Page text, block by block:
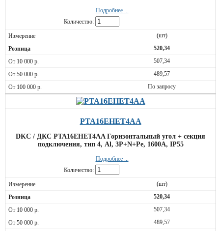
Подробнее ...
Количество:
(шт)
520,34
507,34
489,57
По запросу
PTA16EHET4AA
DKC / ДКС PTA16EHET4AA Горизонтальный угол + секция
подключения, тип 4, Al, 3P+N+Pe, 1600А, IP55
Подробнее ...
Количество:
(шт)
520,34
507,34
489,57